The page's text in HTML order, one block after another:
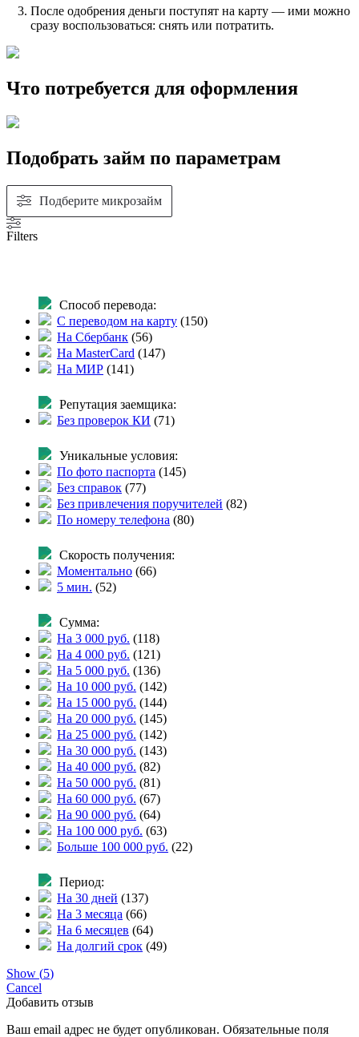
После одобрения деньги поступят на карту — ими можно
сразу воспользоваться: снять или потратить.
Что потребуется для оформления
Подобрать займ по параметрам
Подберите микрозайм
Filters
Способ перевода:
С переводом на карту (150)
На Сбербанк (56)
На MasterCard (147)
На МИР (141)
Репутация заемщика:
Без проверок КИ (71)
Уникальные условия:
По фото паспорта (145)
Без справок (77)
Без привлечения поручителей (82)
По номеру телефона (80)
Скорость получения:
Моментально (66)
5 мин. (52)
Сумма:
На 3 000 руб. (118)
На 4 000 руб. (121)
На 5 000 руб. (136)
На 10 000 руб. (142)
На 15 000 руб. (144)
На 20 000 руб. (145)
На 25 000 руб. (142)
На 30 000 руб. (143)
На 40 000 руб. (82)
На 50 000 руб. (81)
На 60 000 руб. (67)
На 90 000 руб. (64)
На 100 000 руб. (63)
Больше 100 000 руб. (22)
Период:
На 30 дней (137)
На 3 месяца (66)
На 6 месяцев (64)
На долгий срок (49)
Show (5)
Cancel
Добавить отзыв
Ваш email адрес не будет опубликован. Обязательные поля